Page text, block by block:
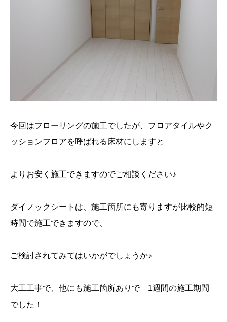
今回はフローリングの施工でしたが、フロアタイルやク
ッションフロアを呼ばれる床材にしますと
よりお安く施工できますのでご相談ください♪
ダイノックシートは、施工箇所にも寄りますが比較的短
時間で施工できますので、
ご検討されてみてはいかがでしょうか♪
大工工事で、他にも施工箇所ありで 1週間の施工期間
でした！